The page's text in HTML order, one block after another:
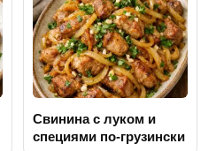
Свинина с луком и
специями по-грузински